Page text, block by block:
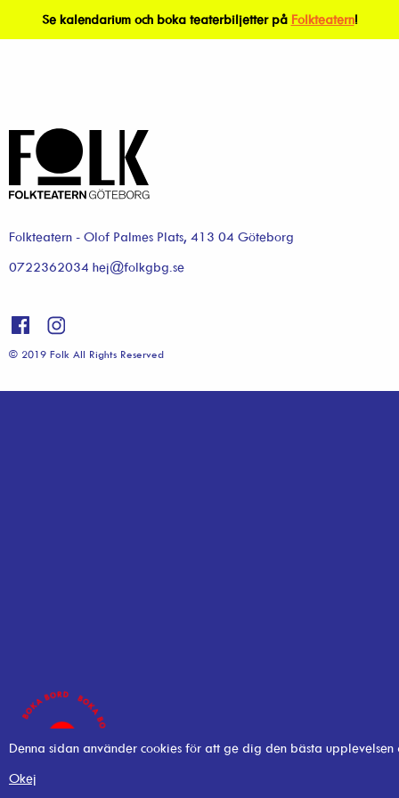
Se kalendarium och boka teaterbiljetter på Folkteatern!
Folkteatern - Olof Palmes Plats, 413 04 Göteborg
0722362034 hej@folkgbg.se
© 2019 Folk All Rights Reserved
Denna sidan använder cookies för att ge dig den bästa
Okej